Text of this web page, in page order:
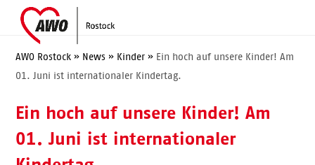
content
Open
mobile
menu
Close
mobile
menu
AWO Rostock » News » Kinder » Ein hoch auf unsere Kinder! Am
01. Juni ist internationaler Kindertag.
Ein hoch auf unsere Kinder! Am
01. Juni ist internationaler